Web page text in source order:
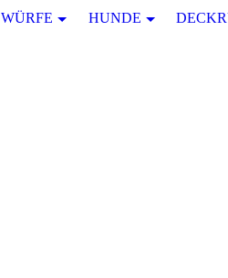
WÜRFE HUNDE